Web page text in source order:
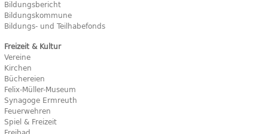
Bildungsbericht
Bildungskommune
Bildungs- und Teilhabefonds
Freizeit & Kultur
Vereine
Kirchen
Büchereien
Felix-Müller-Museum
Synagoge Ermreuth
Feuerwehren
Spiel & Freizeit